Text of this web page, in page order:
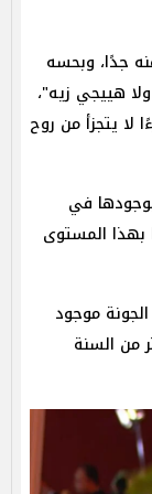
جدًا، وبحسه
هييجي زيه"،
لا يتجزأ من روح
في
بهذا المستوى
موجود
من السنة